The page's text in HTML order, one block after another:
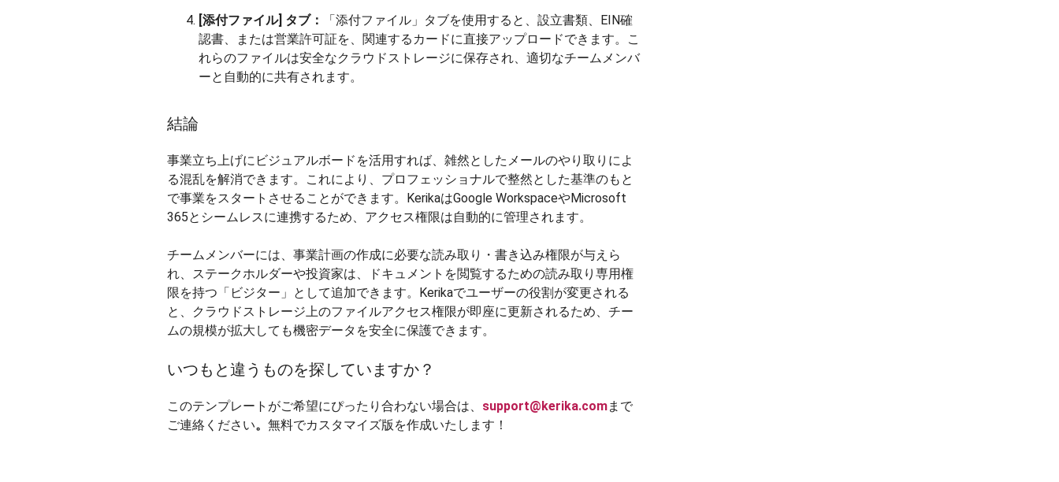
[添付ファイル] タブ：
「添付ファイル」タブを使用すると、設立書類、EIN確
認書、または営業許可証を、関連するカードに直接アップロードできます。こ
れらのファイルは安全なクラウドストレージに保存され、適切なチームメンバ
ーと自動的に共有されます。
結論
事業立ち上げにビジュアルボードを活用すれば、雑然としたメールのやり取りによ
る混乱を解消できます。これにより、プロフェッショナルで整然とした基準のもと
で事業をスタートさせることができます。KerikaはGoogle WorkspaceやMicrosoft
365とシームレスに連携するため、アクセス権限は自動的に管理されます。
チームメンバーには、事業計画の作成に必要な読み取り・書き込み権限が与えら
れ、ステークホルダーや投資家は、ドキュメントを閲覧するための読み取り専用権
限を持つ「ビジター」として追加できます。Kerikaでユーザーの役割が変更される
と、クラウドストレージ上のファイルアクセス権限が即座に更新されるため、チー
ムの規模が拡大しても機密データを安全に保護できます。
いつもと違うものを探していますか？
このテンプレートがご希望にぴったり合わない場合は、 support@kerika.comまで
ご連絡ください。 無料でカスタマイズ版を作成いたします！